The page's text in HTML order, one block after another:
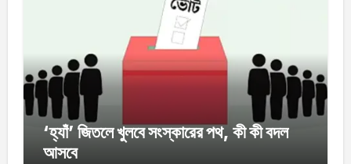
‘হ্যাঁ’ জিতলে খুলবে সংস্কারের পথ, কী কী বদল
আসবে